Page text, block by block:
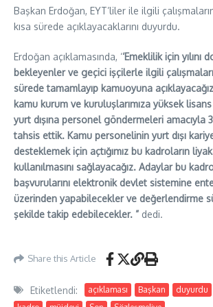
Başkan Erdoğan, EYT’liler ile ilgili
kısa sürede açıklayacaklarını duyurdu.
Erdoğan açıklamasında, ‘‘Emeklilik için yılını
bekleyenler ve geçici işçilerle ilgili
sürede tamamlayıp kamuoyuna
kamu kurum ve kuruluşlarımıza yüksek
yurt dışına personel göndermeleri amacıyla
tahsis ettik. Kamu personelinin yurt dışı
desteklemek için açtığımız bu kadroların
kullanılmasını sağlayacağız. Adaylar bu
başvurularını elektronik devlet sistemine
üzerinden yapabilecekler ve değerlendirme
şekilde takip edebilecekler. ” dedi.
Share this Article
Etiketlendi: açıklaması Başkan duyurdu